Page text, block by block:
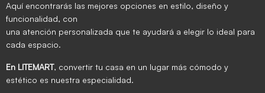
Aquí encontrarás las mejores opciones en estilo, diseño y
funcionalidad, con
una atención personalizada que te ayudará a elegir lo ideal para
cada espacio.
En LITEMART, convertir tu casa en un lugar más cómodo y
estético es nuestra especialidad.